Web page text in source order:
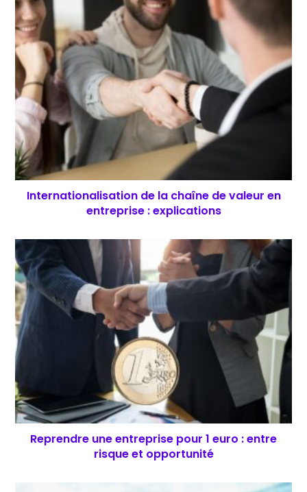
Internationalisation de la chaîne de valeur en
entreprise : explications
Reprendre une entreprise pour 1 euro : entre
risque et opportunité